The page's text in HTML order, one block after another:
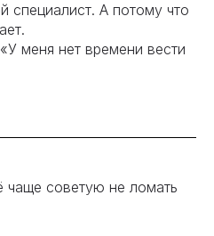
специалист. А потому что
меня нет времени вести
чаще советую не ломать